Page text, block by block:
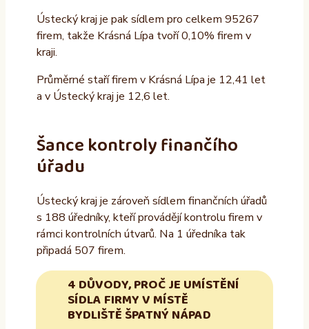
Ústecký kraj je pak sídlem pro celkem 95267
firem, takže Krásná Lípa tvoří 0,10% firem v
kraji.
Průměrné staří firem v Krásná Lípa je 12,41 let
a v Ústecký kraj je 12,6 let.
Šance kontroly finančího
úřadu
Ústecký kraj je zároveň sídlem finančních úřadů
s 188 úředníky, kteří provádějí kontrolu firem v
rámci kontrolních útvarů. Na 1 úředníka tak
připadá 507 firem.
4 DŮVODY, PROČ JE UMÍSTĚNÍ
SÍDLA FIRMY V MÍSTĚ
BYDLIŠTĚ ŠPATNÝ NÁPAD